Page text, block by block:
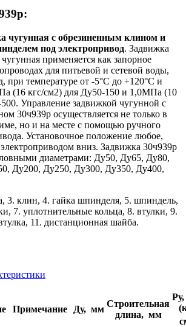
чугунная с обрезиненным клином и
под электропривод. Задвижка
применяется как запорное
для питьевой и сетевой воды,
при температуре от -5°С до +120°С и
(16 кгс/см2) для Ду50-150 и 1,0МПа (10
Управление задвижкой чугунной с
30ч939р осуществляется не только в
но и на месте с помощью ручного
Установочное положение любое,
вниз. Задвижка 30ч939р
диаметрами: Ду50, Ду65, Ду80,
Ду200, Ду250, Ду300, Ду350, Ду400,
3. клин, 4. гайка шпинделя, 5. шпиндель,
7. уплотнительные кольца, 8. втулки, 9.
11. дистанционная шайба.
Примечание Ду, мм
Строительная
длина, мм